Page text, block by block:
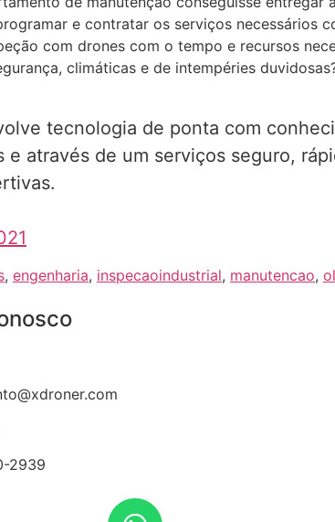
e contratar os serviços necessários
com drones com o tempo e recursos
climáticas e de intempéries
tecnologia de ponta com
através de um serviços seguro,
, engenharia, inspecaoindustrial, manutencao,
2939